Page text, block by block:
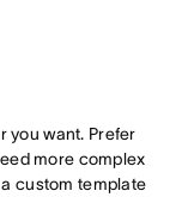
you want. Prefer
more complex
custom template